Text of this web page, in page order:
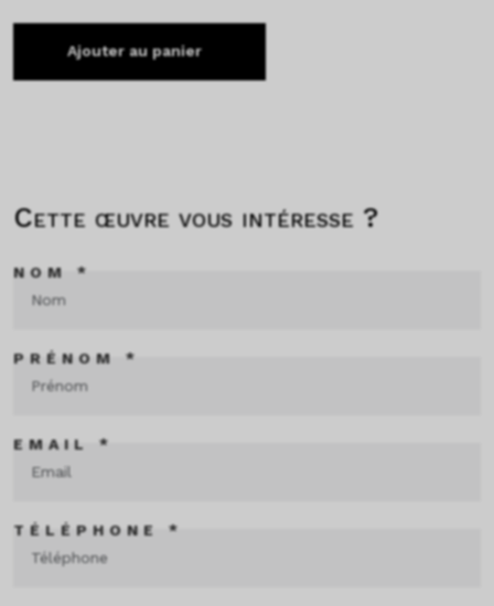
Ajouter au panier
Cette œuvre vous intéresse ?
NOM *
PRÉNOM *
EMAIL *
TÉLÉPHONE *